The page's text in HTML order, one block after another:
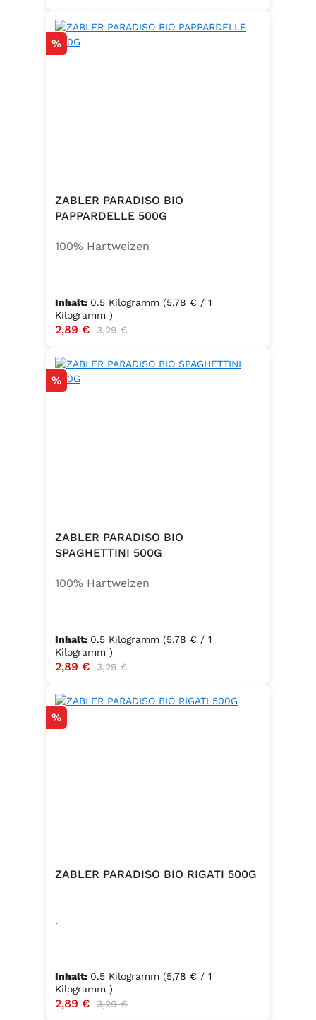
Rabatt
%
ZABLER PARADISO BIO
PAPPARDELLE 500G
100% Hartweizen
Inhalt: 0.5 Kilogramm (5,78 € / 1
Kilogramm )
Verkaufspreis:
2,89 € Regulärer Preis:
3,29 €
Rabatt
%
ZABLER PARADISO BIO
SPAGHETTINI 500G
100% Hartweizen
Inhalt: 0.5 Kilogramm (5,78 € / 1
Kilogramm )
Verkaufspreis:
2,89 € Regulärer Preis:
3,29 €
Rabatt
%
ZABLER PARADISO BIO RIGATI 500G
.
Inhalt: 0.5 Kilogramm (5,78 € / 1
Kilogramm )
Verkaufspreis:
2,89 € Regulärer Preis:
3,29 €